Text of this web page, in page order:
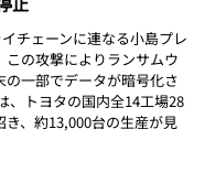
チェーンに連なる小島プレ
の攻撃によりランサムウ
一部でデータが暗号化さ
、トヨタの国内全14工場28
、約13,000台の生産が見